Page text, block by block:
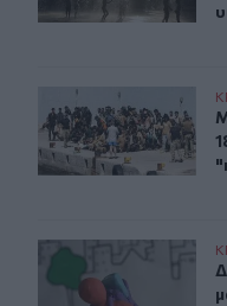
Μεταναστευτικό:
Διεθνείς